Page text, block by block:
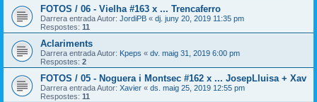
FOTOS / 06 - Vielha #163 x ... Trencaferro
Darrera entrada Autor: JordiPB « dj. juny 20, 2019 11:35 pm
Respostes: 11
Aclariments
Darrera entrada Autor: Kpeps « dv. maig 31, 2019 6:00 pm
Respostes: 2
FOTOS / 05 - Noguera i Montsec #162 x ... JosepLluisa + Xav
Darrera entrada Autor: Xavier « ds. maig 25, 2019 12:55 pm
Respostes: 11